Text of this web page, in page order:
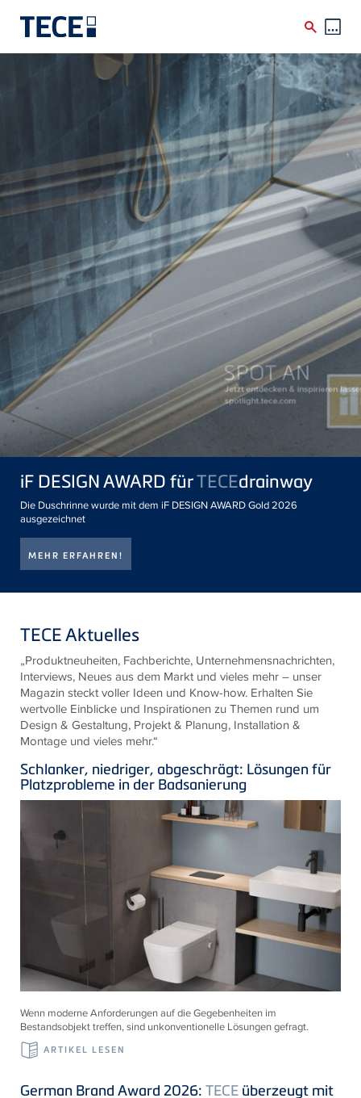
Direkt zum Inhalt
iF DESIGN AWARD fürTECEdrainway
Die Duschrinne wurde mit dem iF DESIGN AWARD Gold 2026
ausgezeichnet
MEHR ERFAHREN!
TECE Aktuelles
„Produktneuheiten, Fachberichte, Unternehmensnachrichten,
Interviews, Neues aus dem Markt und vieles mehr – unser
Magazin steckt voller Ideen und Know-how. Erhalten Sie
wertvolle Einblicke und Inspirationen zu Themen rund um
Design & Gestaltung, Projekt & Planung, Installation &
Montage und vieles mehr.“
Wenn moderne Anforderungen auf die Gegebenheiten im
Bestandsobjekt treffen, sind unkonventionelle Lösungen gefragt.
ARTIKEL LESEN
Schlanker, niedriger, abgeschrägt: Lösungen für
Platzprobleme in der Badsanierung
German Brand Award 2026: TECE überzeugt mit